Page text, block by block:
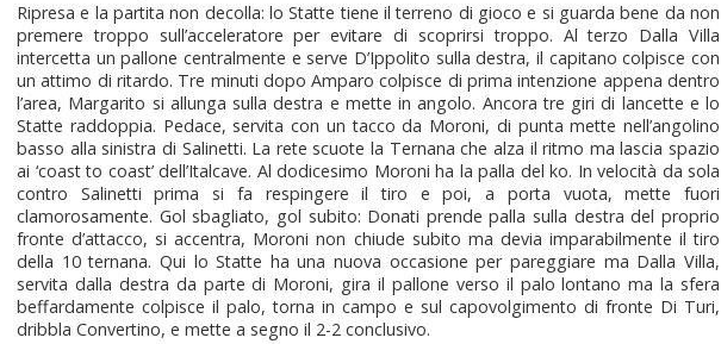
Ripresa e la partita non decolla: lo Statte tiene il terreno di gioco e si guarda bene da non
premere troppo sull’acceleratore per evitare di scoprirsi troppo. Al terzo Dalla Villa
intercetta un pallone centralmente e serve D’Ippolito sulla destra, il capitano colpisce con
un attimo di ritardo. Tre minuti dopo Amparo colpisce di prima intenzione appena dentro
l’area, Margarito si allunga sulla destra e mette in angolo. Ancora tre giri di lancette e lo
Statte raddoppia. Pedace, servita con un tacco da Moroni, di punta mette nell’angolino
basso alla sinistra di Salinetti. La rete scuote la Ternana che alza il ritmo ma lascia spazio
ai ‘coast to coast’ dell’Italcave. Al dodicesimo Moroni ha la palla del ko. In velocità da sola
contro Salinetti prima si fa respingere il tiro e poi, a porta vuota, mette fuori
clamorosamente. Gol sbagliato, gol subito: Donati prende palla sulla destra del proprio
fronte d’attacco, si accentra, Moroni non chiude subito ma devia imparabilmente il tiro
della 10 ternana. Qui lo Statte ha una nuova occasione per pareggiare ma Dalla Villa,
servita dalla destra da parte di Moroni, gira il pallone verso il palo lontano ma la sfera
beffardamente colpisce il palo, torna in campo e sul capovolgimento di fronte Di Turi,
dribbla Convertino, e mette a segno il 2-2 conclusivo.